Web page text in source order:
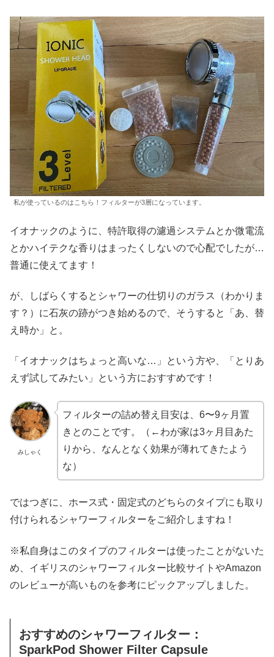
私が使っているのはこちら！フィルターが3層になっています。
イオナックのように、特許取得の濾過システムとか微電流
とかハイテクな香りはまったくしないので心配でしたが…
普通に使えてます！
が、しばらくするとシャワーの仕切りのガラス（わかりま
す？）に石灰の跡がつき始めるので、そうすると「あ、替
え時か」と。
「イオナックはちょっと高いな…」という方や、「とりあ
えず試してみたい」という方におすすめです！
みしゃく
フィルターの詰め替え目安は、6〜9ヶ月置
きとのことです。（←わが家は3ヶ月目あた
りから、なんとなく効果が薄れてきたよう
な）
ではつぎに、ホース式・固定式のどちらのタイプにも取り
付けられるシャワーフィルターをご紹介しますね！
※私自身はこのタイプのフィルターは使ったことがないた
め、イギリスのシャワーフィルター比較サイトやAmazon
のレビューが高いものを参考にピックアップしました。
おすすめのシャワーフィルター：
SparkPod Shower Filter Capsule